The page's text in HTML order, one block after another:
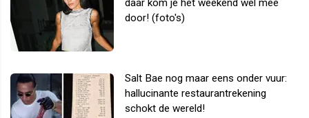
daar kom je het weekend wel mee
door! (foto's)
Salt Bae nog maar eens onder vuur:
hallucinante restaurantrekening
schokt de wereld!